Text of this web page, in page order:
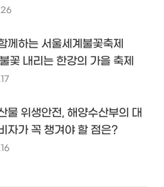
께하는 서울세계불꽃축제
꽃 내리는 한강의 가을 축제
물 위생안전, 해양수산부의 대
자가 꼭 챙겨야 할 점은?